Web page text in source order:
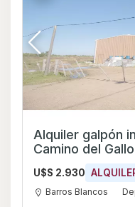
Alquiler galpón
Camino del Gallo
U$S 2.930
Barros Blancos